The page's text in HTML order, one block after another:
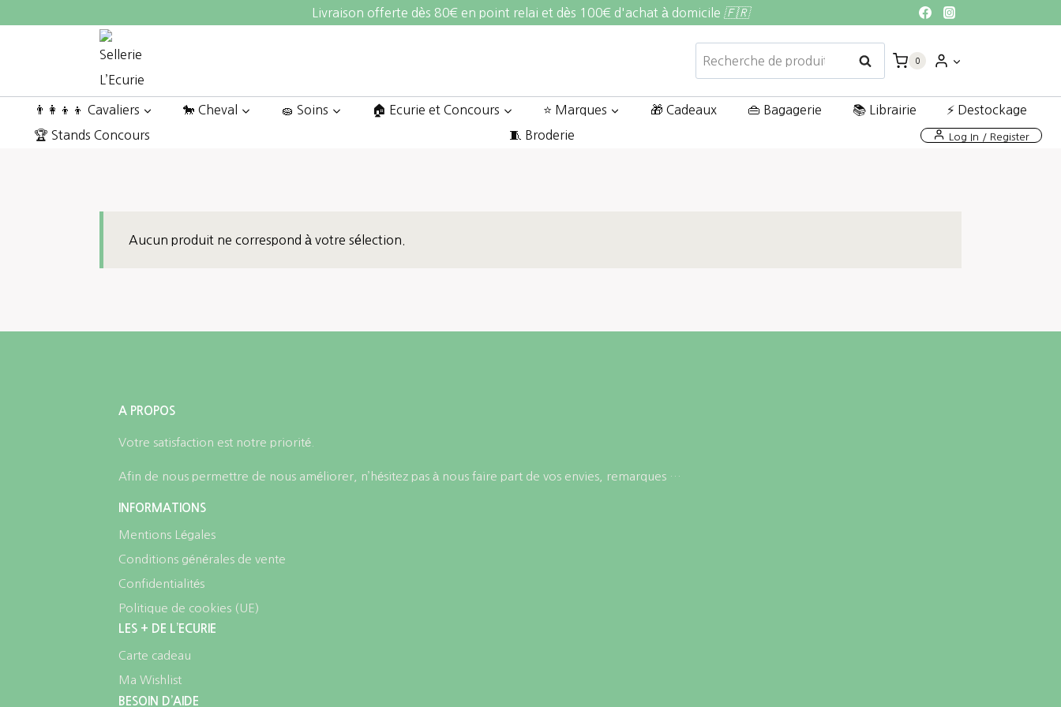
Livraison offerte dès 80€ en point relai et dès 100€ d'achat à domicile 🇫🇷
Recherche
pour :
Recherche
0
👨‍👩‍👦‍👦 Cavaliers 🐎 Cheval 🧽 Soins 🏠 Ecurie et Concours ⭐ Marques 🎁 Cadeaux 👜 Bagagerie 📚 Librairie ⚡ Destockage
🏆 Stands Concours 🧵 Broderie Log In / Register
Aucun produit ne correspond à votre sélection.
A PROPOS
Votre satisfaction est notre priorité.
Afin de nous permettre de nous améliorer, n’hésitez pas à nous faire part de vos envies, remarques …
INFORMATIONS
Mentions Légales
Conditions générales de vente
Confidentialités
Politique de cookies (UE)
LES + DE L’ECURIE
Carte cadeau
Ma Wishlist
BESOIN D’AIDE